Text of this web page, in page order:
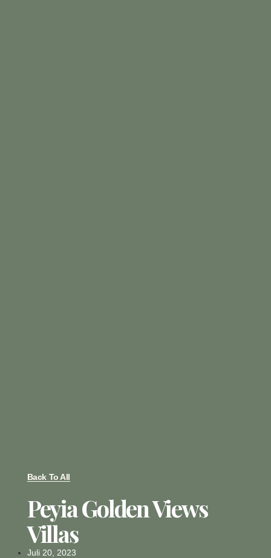
Back To All
Peyia Golden Views
Villas
Juli 20, 2023